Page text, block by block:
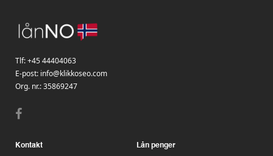
Tlf:+45 44404063
E-post: info@klikkoseo.com
Org. nr.:35869247
Kontakt Lån penger